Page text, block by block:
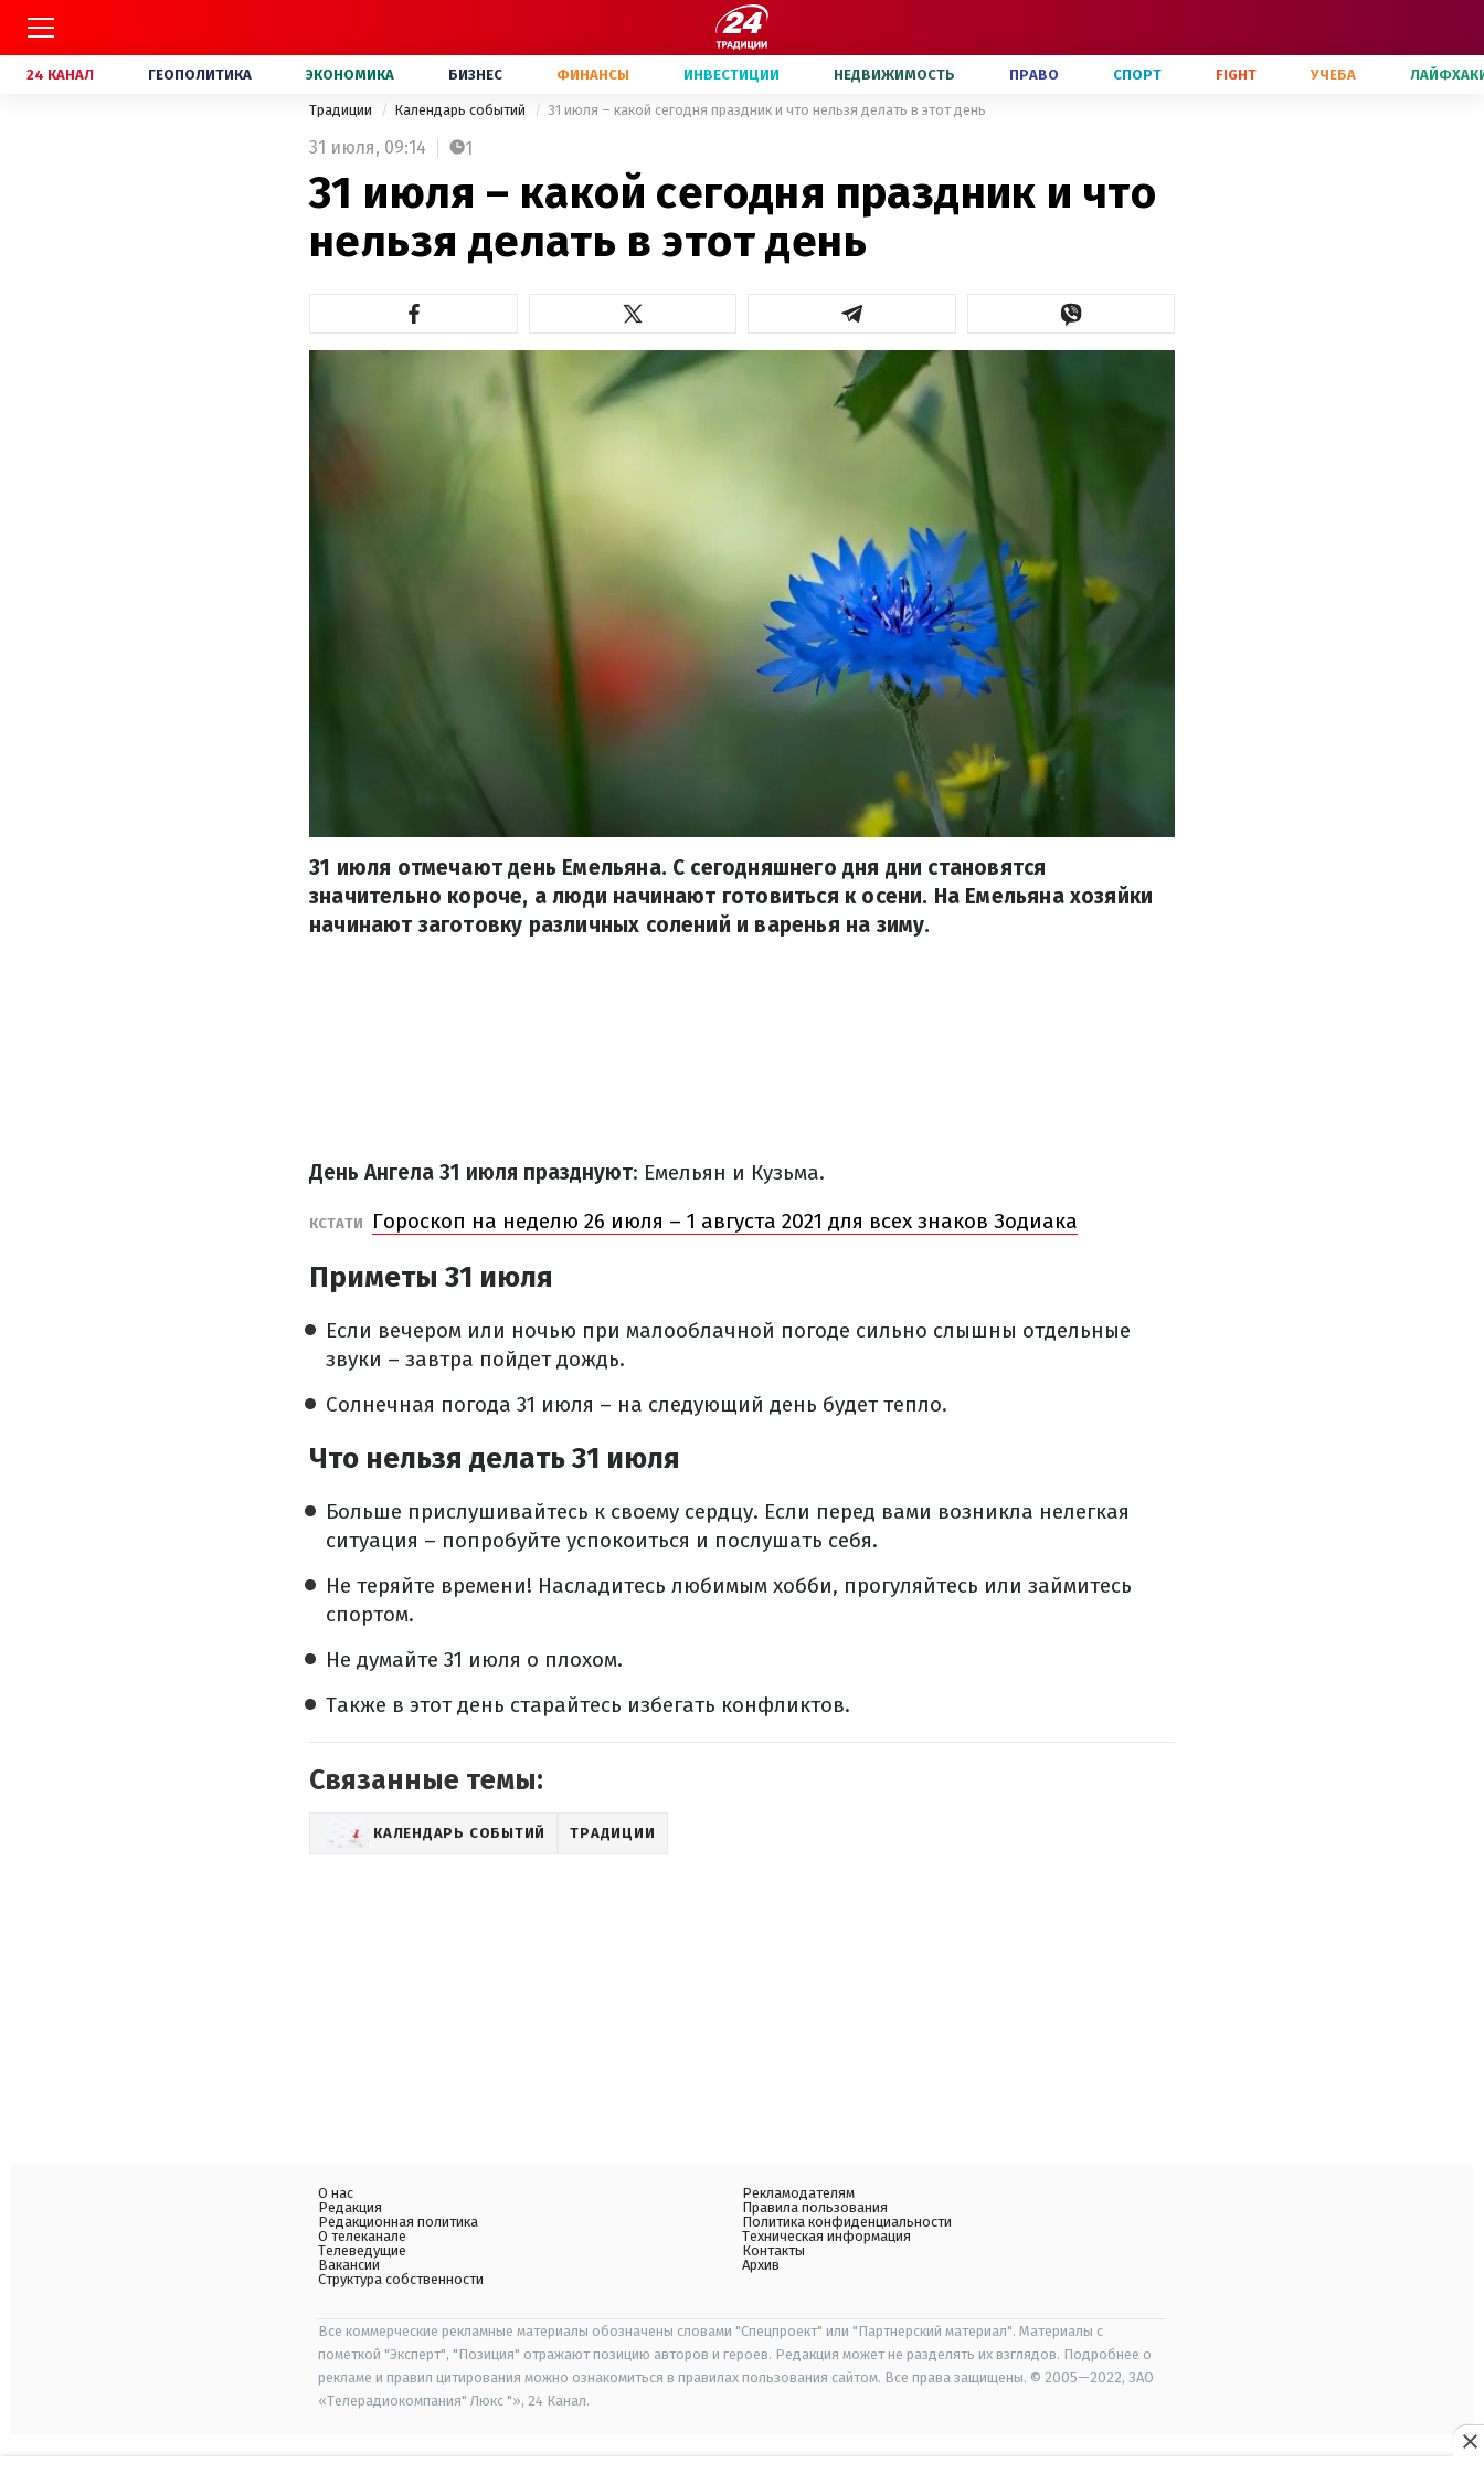
24 КАНАЛ ГЕОПОЛИТИКА ЭКОНОМИКА БИЗНЕС ФИНАНСЫ ИНВЕСТИЦИИ НЕДВИЖИМОСТЬ ПРАВО СПОРТ FIGHT УЧЕБА
Традиции Календарь событий 31 июля – какой сегодня праздник и что нельзя делать в этот день
31 июля, 09:14 1
31 июля – какой сегодня праздник и что
нельзя делать в этот день
31 июля отмечают день Емельяна. С сегодняшнего дня дни становятся
значительно короче, а люди начинают готовиться к осени. На Емельяна хозяйки
начинают заготовку различных солений и варенья на зиму.
День Ангела 31 июля празднуют: Емельян и Кузьма.
КСТАТИ Гороскоп на неделю 26 июля – 1 августа 2021 для всех знаков Зодиака
Приметы 31 июля
Если вечером или ночью при малооблачной погоде сильно слышны отдельные
звуки – завтра пойдет дождь.
Солнечная погода 31 июля – на следующий день будет тепло.
Что нельзя делать 31 июля
Больше прислушивайтесь к своему сердцу. Если перед вами возникла нелегкая
ситуация – попробуйте успокоиться и послушать себя.
Не теряйте времени! Насладитесь любимым хобби, прогуляйтесь или займитесь
спортом.
Не думайте 31 июля о плохом.
Также в этот день старайтесь избегать конфликтов.
Связанные темы:
КАЛЕНДАРЬ СОБЫТИЙ ТРАДИЦИИ
О нас
Редакция
Редакционная политика
О телеканале
Телеведущие
Вакансии
Структура собственности
Рекламодателям
Правила пользования
Политика конфиденциальности
Техническая информация
Контакты
Архив
Все коммерческие рекламные материалы обозначены словами "Спецпроект" или "Партнерский материал". Материалы с
пометкой "Эксперт", "Позиция" отражают позицию авторов и героев. Редакция может не разделять их взглядов. Подробнее о
рекламе и правил цитирования можно ознакомиться в правилах пользования сайтом. Все права защищены. © 2005—2022, ЗАО
«Телерадиокомпания" Люкс "», 24 Канал.